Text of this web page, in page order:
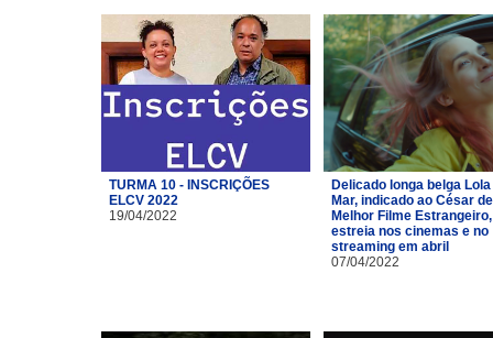
TURMA 10 - INSCRIÇÕES
ELCV 2022
19/04/2022
Delicado longa belga Lola
Mar, indicado ao César de
Melhor Filme Estrangeiro,
estreia nos cinemas e no
streaming em abril
07/04/2022